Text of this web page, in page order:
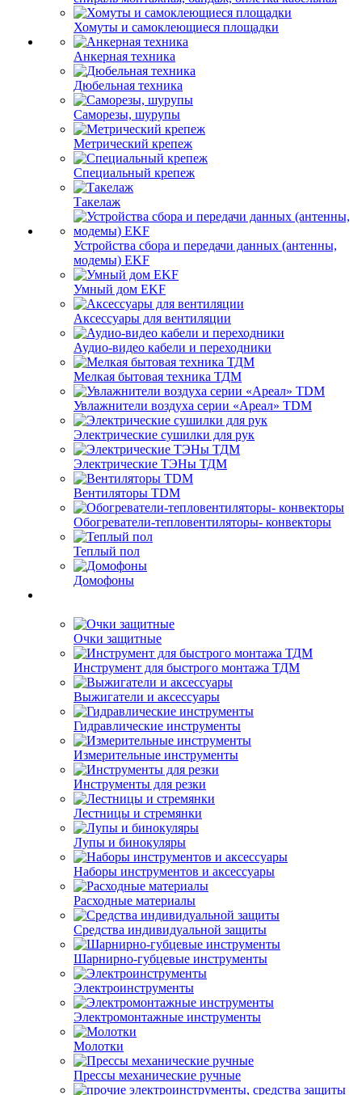
Хомуты и самоклеющиеся площадки
Анкерная техника
Дюбельная техника
Саморезы, шурупы
Метрический крепеж
Специальный крепеж
Такелаж
Устройства сбора и передачи данных (антенны,
модемы) EKF
Умный дом EKF
Аксессуары для вентиляции
Аудио-видео кабели и переходники
Мелкая бытовая техника ТДМ
Увлажнители воздуха серии «Ареал» TDM
Электрические сушилки для рук
Электрические ТЭНы ТДМ
Вентиляторы TDM
Обогреватели-тепловентиляторы- конвекторы
Теплый пол
Домофоны
Очки защитные
Инструмент для быстрого монтажа ТДМ
Выжигатели и аксессуары
Гидравлические инструменты
Измерительные инструменты
Инструменты для резки
Лестницы и стремянки
Лупы и бинокуляры
Наборы инструментов и аксессуары
Расходные материалы
Средства индивидуальной защиты
Шарнирно-губцевые инструменты
Электроинструменты
Электромонтажные инструменты
Молотки
Прессы механические ручные